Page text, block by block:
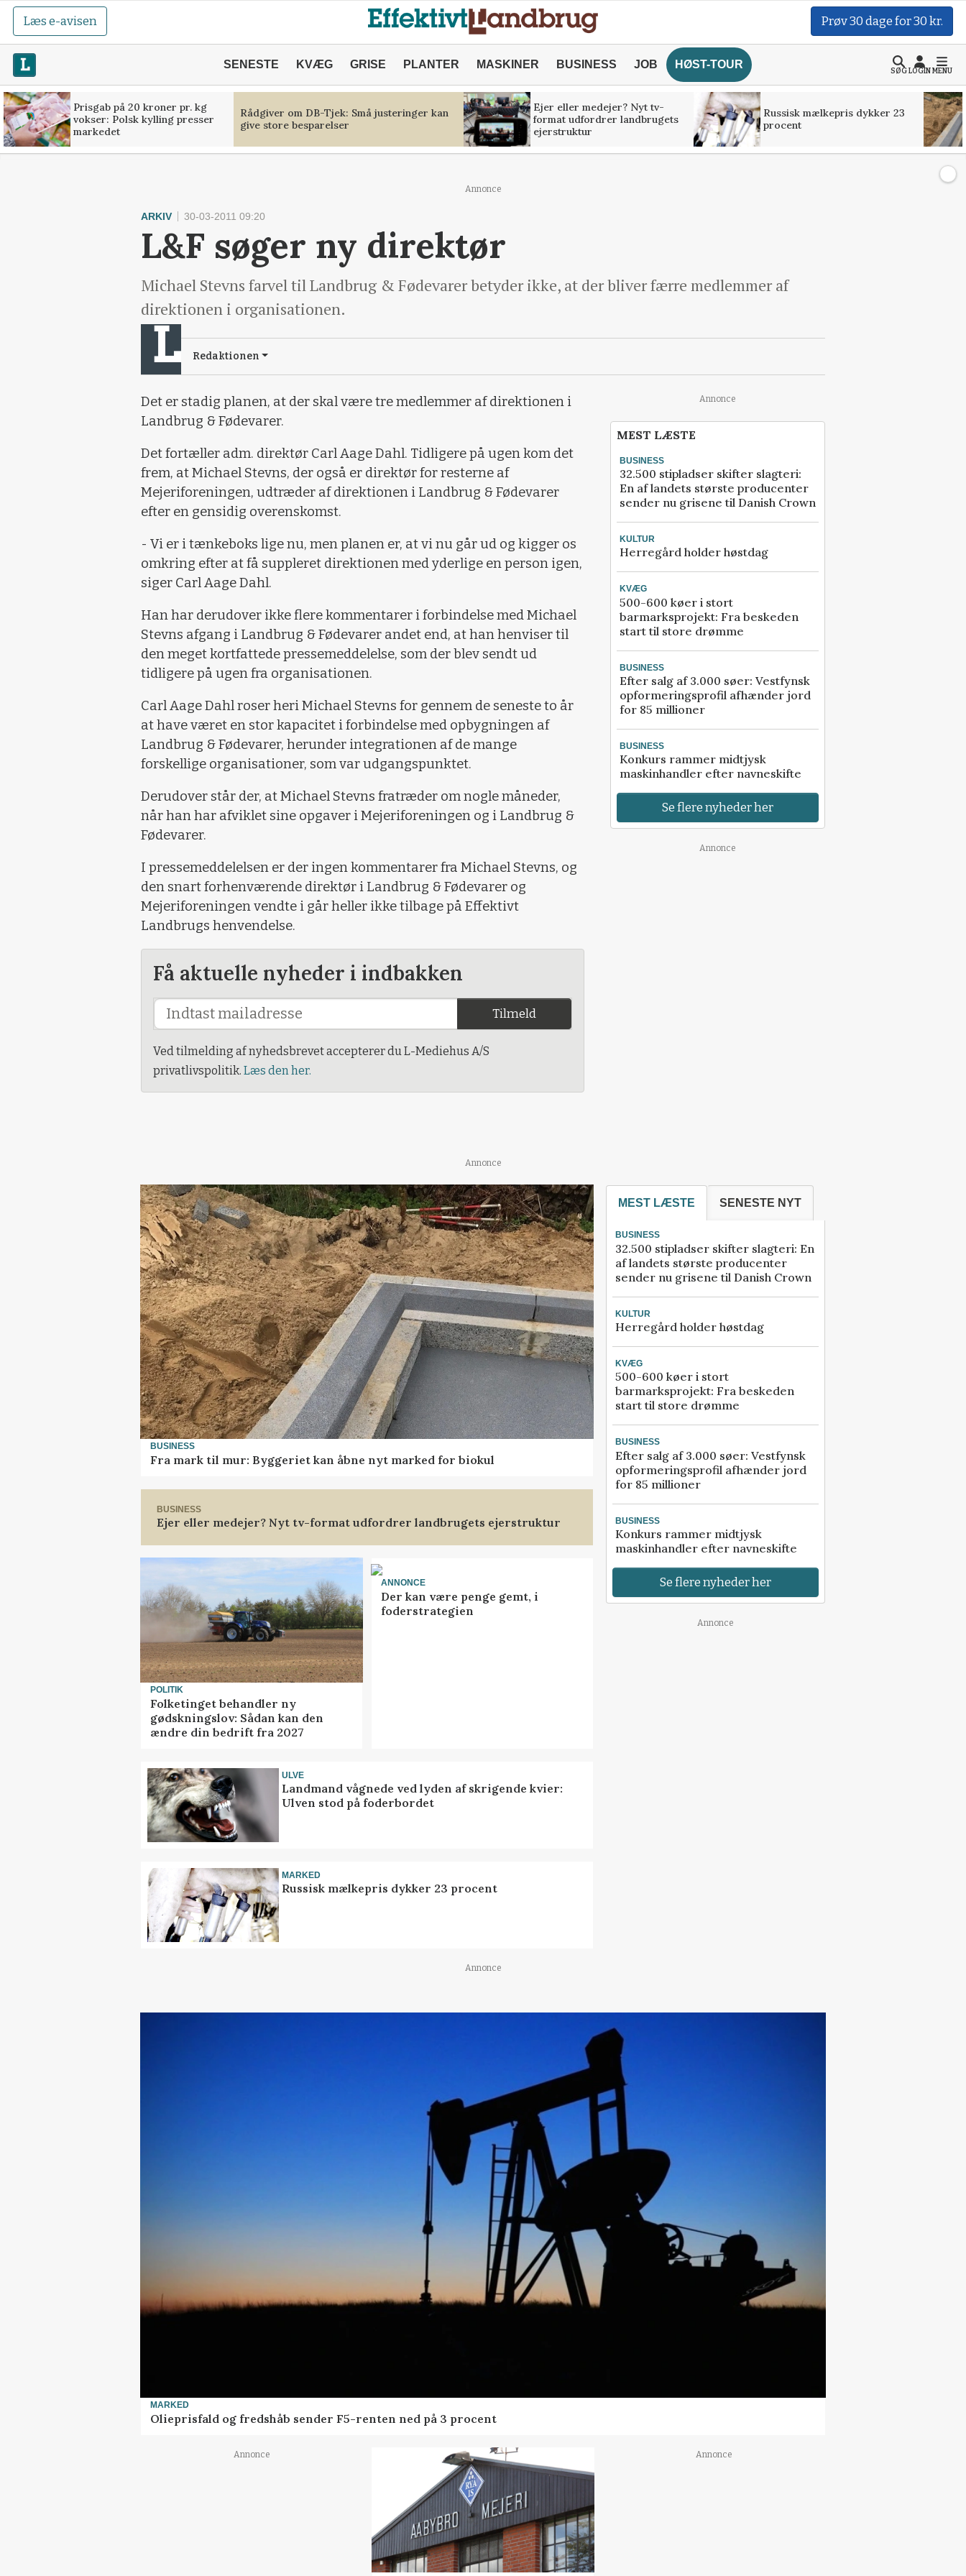
Læs e-avisen Prøv 30 dage for 30 kr.
SENESTE KVÆG GRISE PLANTER MASKINER BUSINESS JOB HØST-TOUR
SØGLOGINMENU
Prisgab på 20 kroner pr. kg
vokser: Polsk kylling presser
markedet
Rådgiver om DB-Tjek: Små justeringer kan
give store besparelser
Ejer eller medejer? Nyt tv-
format udfordrer landbrugets
ejerstruktur
Russisk mælkepris dykker 23
procent
Annonce
ARKIV 30-03-2011 09:20
L&F søger ny direktør
Michael Stevns farvel til Landbrug & Fødevarer betyder ikke, at der bliver færre medlemmer af
direktionen i organisationen.
Redaktionen
Det er stadig planen, at der skal være tre medlemmer af direktionen i
Landbrug & Fødevarer.
Det fortæller adm. direktør Carl Aage Dahl. Tidligere på ugen kom det
frem, at Michael Stevns, der også er direktør for resterne af
Mejeriforeningen, udtræder af direktionen i Landbrug & Fødevarer
efter en gensidig overenskomst.
- Vi er i tænkeboks lige nu, men planen er, at vi nu går ud og kigger os
omkring efter at få suppleret direktionen med yderlige en person igen,
siger Carl Aage Dahl.
Han har derudover ikke flere kommentarer i forbindelse med Michael
Stevns afgang i Landbrug & Fødevarer andet end, at han henviser til
den meget kortfattede pressemeddelelse, som der blev sendt ud
tidligere på ugen fra organisationen.
Carl Aage Dahl roser heri Michael Stevns for gennem de seneste to år
at have været en stor kapacitet i forbindelse med opbygningen af
Landbrug & Fødevarer, herunder integrationen af de mange
forskellige organisationer, som var udgangspunktet.
Derudover står der, at Michael Stevns fratræder om nogle måneder,
når han har afviklet sine opgaver i Mejeriforeningen og i Landbrug &
Fødevarer.
I pressemeddelelsen er der ingen kommentarer fra Michael Stevns, og
den snart forhenværende direktør i Landbrug & Fødevarer og
Mejeriforeningen vendte i går heller ikke tilbage på Effektivt
Landbrugs henvendelse.
Få aktuelle nyheder i indbakken
Tilmeld
Ved tilmelding af nyhedsbrevet accepterer du L-Mediehus A/S
privatlivspolitik. Læs den her.
Annonce
MEST LÆSTE
BUSINESS
32.500 stipladser skifter slagteri:
En af landets største producenter
sender nu grisene til Danish Crown
KULTUR
Herregård holder høstdag
KVÆG
500-600 køer i stort
barmarksprojekt: Fra beskeden
start til store drømme
BUSINESS
Efter salg af 3.000 søer: Vestfynsk
opformeringsprofil afhænder jord
for 85 millioner
BUSINESS
Konkurs rammer midtjysk
maskinhandler efter navneskifte
Se flere nyheder her
Annonce
Annonce
BUSINESS
Fra mark til mur: Byggeriet kan åbne nyt marked for biokul
BUSINESS
Ejer eller medejer? Nyt tv-format udfordrer landbrugets ejerstruktur
POLITIK
Folketinget behandler ny
gødskningslov: Sådan kan den
ændre din bedrift fra 2027
ANNONCE
Der kan være penge gemt, i
foderstrategien
ULVE
Landmand vågnede ved lyden af skrigende kvier:
Ulven stod på foderbordet
MARKED
Russisk mælkepris dykker 23 procent
MEST LÆSTE SENESTE NYT
BUSINESS
32.500 stipladser skifter slagteri: En
af landets største producenter
sender nu grisene til Danish Crown
KULTUR
Herregård holder høstdag
KVÆG
500-600 køer i stort
barmarksprojekt: Fra beskeden
start til store drømme
BUSINESS
Efter salg af 3.000 søer: Vestfynsk
opformeringsprofil afhænder jord
for 85 millioner
BUSINESS
Konkurs rammer midtjysk
maskinhandler efter navneskifte
Se flere nyheder her
Annonce
Annonce
MARKED
Olieprisfald og fredshåb sender F5-renten ned på 3 procent
Annonce Annonce